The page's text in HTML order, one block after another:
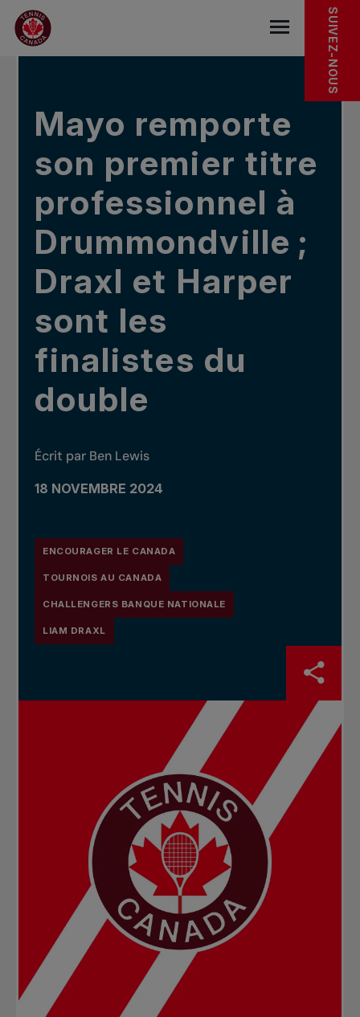
Sauter au menu principal
Sauter au contenu principal
Sauter au pied de page
DANS LES NOUVELLES SUIVEZ-NOUS
Mayo remporte
son premier titre
professionnel à
Drummondville ;
Draxl et Harper
sont les
finalistes du
double
Écrit par Ben Lewis
18 NOVEMBRE 2024
ENCOURAGER LE CANADA
TOURNOIS AU CANADA
CHALLENGERS BANQUE NATIONALE
LIAM DRAXL